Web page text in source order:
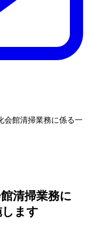
会館清掃業務に係る一
清掃業務に
ます